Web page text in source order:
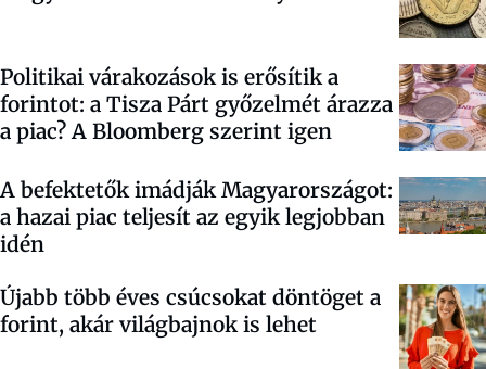
Politikai várakozások is erősítik a
forintot: a Tisza Párt győzelmét árazza
a piac? A Bloomberg szerint igen
A befektetők imádják Magyarországot:
a hazai piac teljesít az egyik legjobban
idén
Újabb több éves csúcsokat döntöget a
forint, akár világbajnok is lehet